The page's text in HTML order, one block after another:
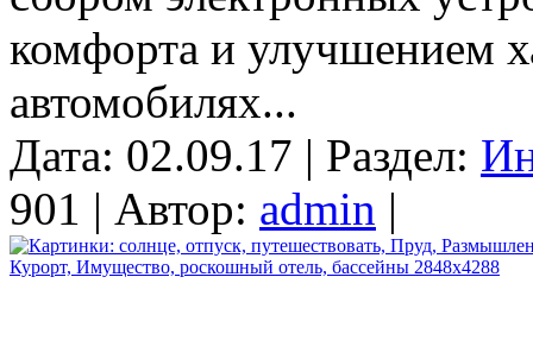
комфорта и улучшением
автомобилях...
Дата: 02.09.17 | Раздел:
901 | Автор: admin |